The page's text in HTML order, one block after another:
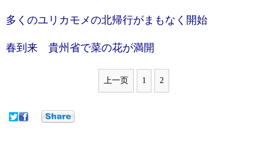
多くのユリカモメの北帰行がまもなく開始
春到来 貴州省で菜の花が満開
上一页 1 2